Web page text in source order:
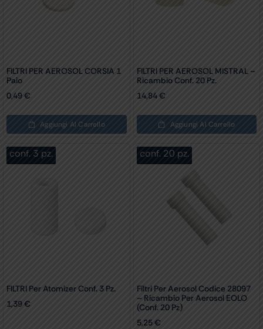
FILTRI PER AEROSOL CORSIA 1
Paio
0,49€
Aggiungi Al Carrello
FILTRI PER AEROSOL MISTRAL –
Ricambio Conf. 20 Pz.
14,84€
Aggiungi Al Carrello
conf. 3 pz.
FILTRI Per Atomizer Conf. 3 Pz.
1,39€
conf. 20 pz.
Filtri Per Aerosol Codice 28097
– Ricambio Per Aerosol EOLO
(Conf. 20 Pz)
5,25€